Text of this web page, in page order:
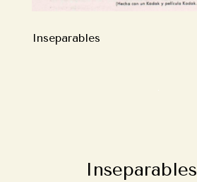
Inseparables
Inseparables